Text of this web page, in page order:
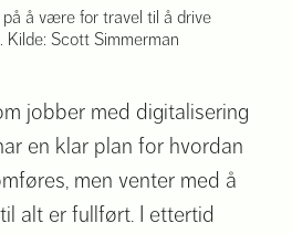
på å være for travel til å drive
Kilde: Scott Simmerman
jobber med digitalisering
en klar plan for hvordan
men venter med å
alt er fullført. I ettertid